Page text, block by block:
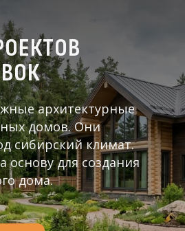
архитектурные
домов. Они
сибирский климат.
основу для создания
дома.